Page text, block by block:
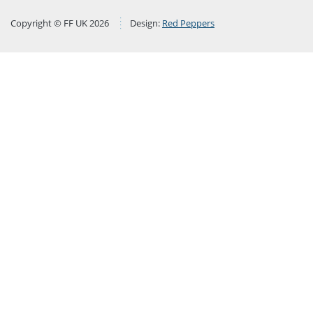
Copyright © FF UK 2026 Design: Red Peppers